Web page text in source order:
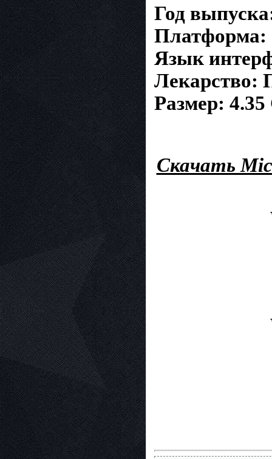
Год
Платформа:
Язык
Лекарство:
Размер: 4.35
Скачать